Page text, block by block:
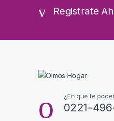
Registrate
¿En que te
0221-